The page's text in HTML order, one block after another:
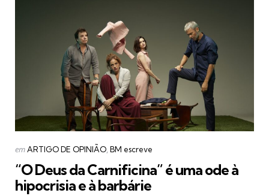
Categorias
Postado
emARTIGO DE OPINIÃO BM escreve
“O Deus da Carnificina” é uma ode à
hipocrisia e à barbárie